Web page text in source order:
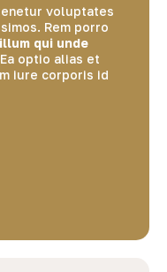
voluptates
Rem porro
qui unde
optio alias et
iure corporis id